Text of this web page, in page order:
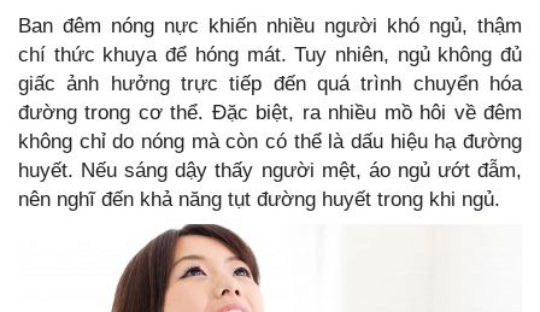
Ban đêm nóng nực khiến nhiều người khó ngủ, thậm
chí thức khuya để hóng mát. Tuy nhiên, ngủ không đủ
giấc ảnh hưởng trực tiếp đến quá trình chuyển hóa
đường trong cơ thể. Đặc biệt, ra nhiều mồ hôi về đêm
không chỉ do nóng mà còn có thể là dấu hiệu hạ đường
huyết. Nếu sáng dậy thấy người mệt, áo ngủ ướt đẫm,
nên nghĩ đến khả năng tụt đường huyết trong khi ngủ.